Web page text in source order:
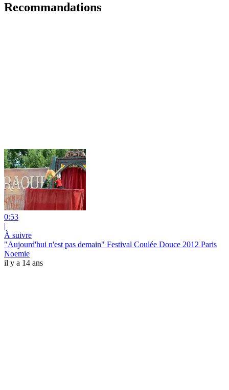
Recommandations
0:53
|
À suivre
"Aujourd'hui n'est pas demain" Festival Coulée Douce 2012 Paris
Noemie
il y a 14 ans